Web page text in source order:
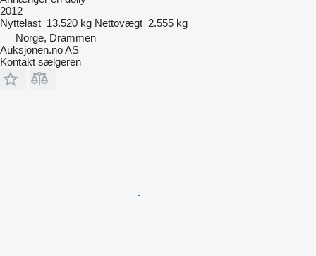
2012
Nyttelast 13.520 kg Nettovægt 2.555 kg
Norge, Drammen
Auksjonen.no AS
Kontakt sælgeren